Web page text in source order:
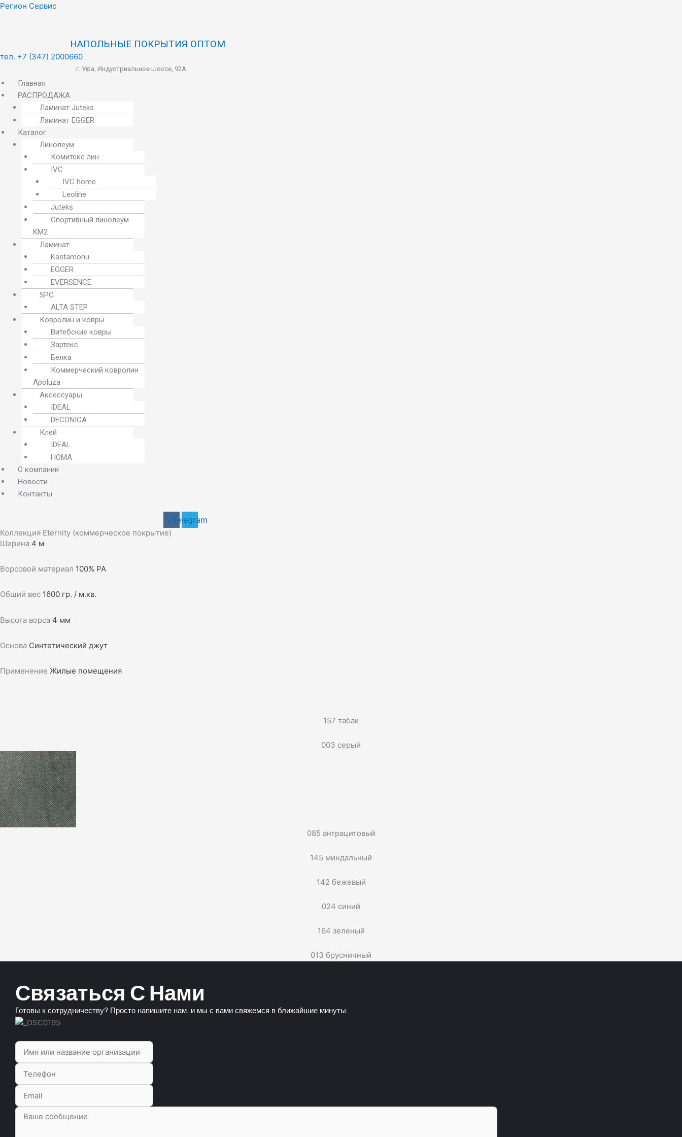
Регион Сервис
НАПОЛЬНЫЕ ПОКРЫТИЯ ОПТОМ
тел. +7 (347) 2000660
г. Уфа, Индустриальное шоссе, 92А
Меню
Главная
РАСПРОДАЖА
Ламинат Juteks
Ламинат EGGER
Каталог
Линолеум
Комитекс лин
IVC
IVC home
Leoline
Juteks
Спортивный линолеум
KM2
Ламинат
Kastamonu
EGGER
EVERSENCE
SPC
ALTA STEP
Ковролин и ковры
Витебские ковры
Зартекс
Белка
Коммерческий ковролин
Apoluza
Аксессуары
IDEAL
DECONICA
Клей
IDEAL
HOMA
О компании
Новости
Контакты
VkTelegram
Коллекция Eternity (коммерческое покрытие)
Ширина 4 м
Ворсовой материал 100% PA
Общий вес 1600 гр. / м.кв.
Высота ворса 4 мм
Основа Синтетический джут
Применение Жилые помещения
157 табак
003 серый
085 антрацитовый
145 миндальный
142 бежевый
024 синий
164 зеленый
013 брусничный
Связаться С Нами
Готовы к сотрудничеству? Просто напишите нам, и мы с вами свяжемся в ближайшие минуты.